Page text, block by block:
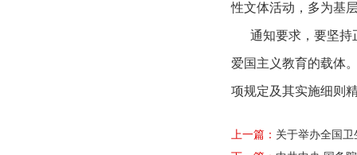
性文体活动，多为基
通知要求，要坚持
爱国主义教育的载体
项规定及其实施细则
上一篇： 关于举办全国